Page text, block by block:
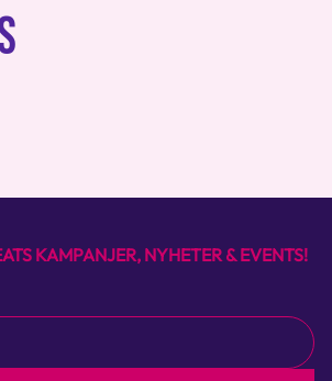
KAMPANJER, NYHETER & EVENTS!